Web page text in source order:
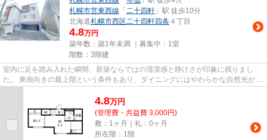
札幌市営東西線 「 二十四軒 」駅 徒歩10分
北海道札幌市西区二十四軒四条 ４丁目
4.8万円
築年数：築1年未満 ｜募集中： 1室
階数：3階建
室内に足を踏み入れた瞬間、新築ならではの清潔感と静けさが印象に残りまし
た。 東南向きの最上階という条件もあり、ダイニングにはやわらかな自然光が差
4.8万円
(管理費・共益費 3,000円)
敷：1ヶ月｜礼：0ヶ月
所在階：1階